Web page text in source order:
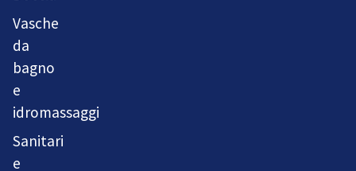
Vasche
da
bagno
e
idromassaggi
Sanitari
e